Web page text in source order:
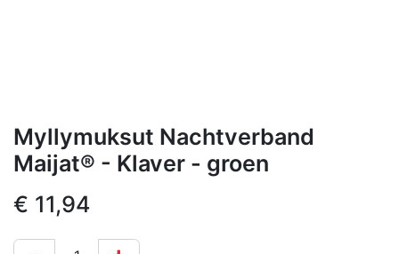
Myllymuksut Nachtverband
Maijat® - Klaver - groen
€ 11,94